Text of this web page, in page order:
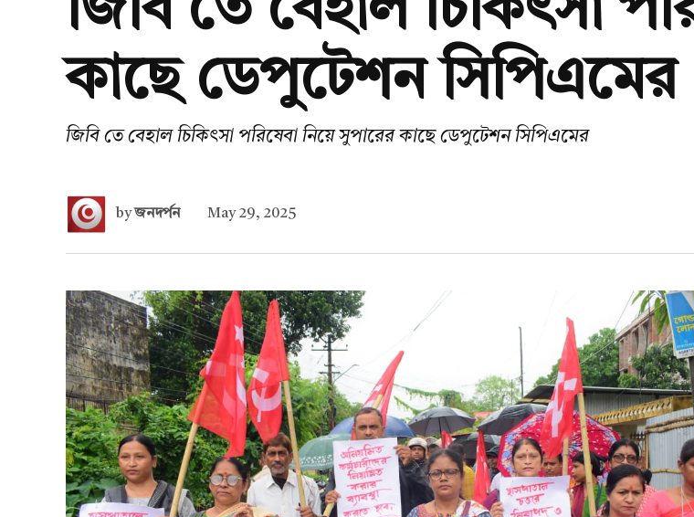
জিবি তে বেহাল চিকিৎসা
কাছে ডেপুটেশন সিপিএমের
জিবি তে বেহাল চিকিৎসা পরিষেবা নিয়ে সুপারের কাছে ডেপুটেশন সিপিএমের
byজনদর্পন May 29, 2025